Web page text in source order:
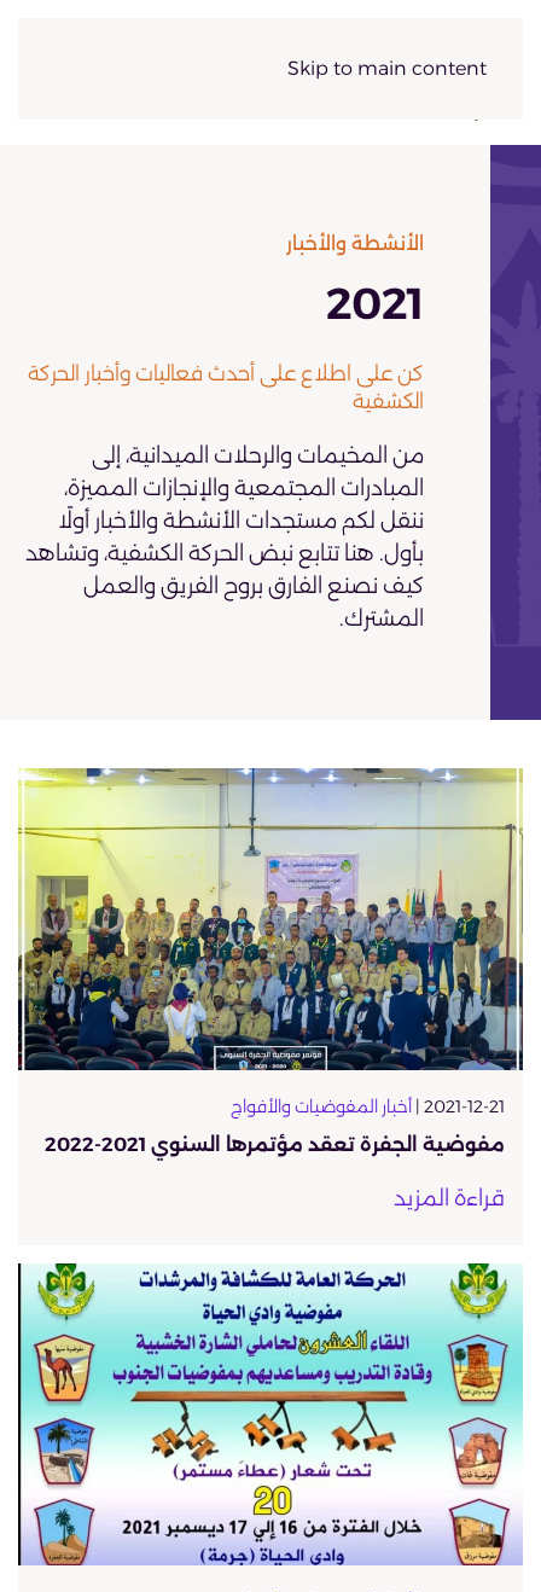
Skip to main content
الأنشطة والأخبار
2021
كن على اطلاع على أحدث فعاليات وأخبار الحركة
الكشفية
من المخيمات والرحلات الميدانية، إلى
المبادرات المجتمعية والإنجازات المميزة،
ننقل لكم مستجدات الأنشطة والأخبار أولًا
بأول. هنا تتابع نبض الحركة الكشفية، وتشاهد
كيف نصنع الفارق بروح الفريق والعمل
المشترك.
2021-12-21 | أخبار المفوضيات والأفواج
مفوضية الجفرة تعقد مؤتمرها السنوي 2021-2022
قراءة المزيد